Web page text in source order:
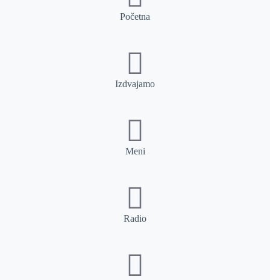
Početna
Izdvajamo
Meni
Radio